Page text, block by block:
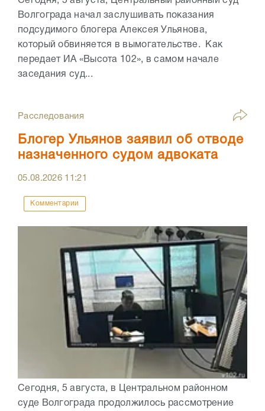
Волгограда начал заслушивать показания
подсудимого блогера Алексея Ульянова,
который обвиняется в вымогательстве. Как
передает ИА «Высота 102», в самом начале
заседания суд...
Расследования
Блогер Ульянов заявил об отводе
назначенного судом адвоката
05.08.2026 11:21
Комментарии
Сегодня, 5 августа, в Центральном районном
суде Волгограда продолжилось рассмотрение